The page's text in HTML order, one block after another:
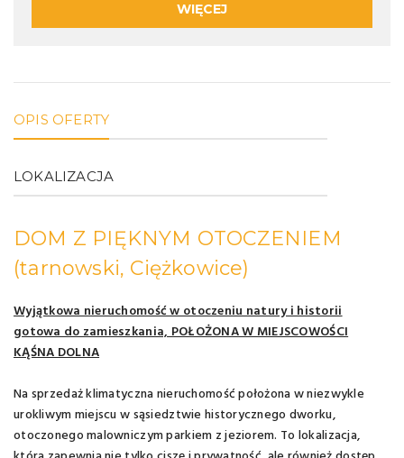
WIĘCEJ
OPIS OFERTY
LOKALIZACJA
DOM Z PIĘKNYM OTOCZENIEM
(tarnowski, Ciężkowice)
Wyjątkowa nieruchomość w otoczeniu natury i historii
gotowa do zamieszkania, POŁOŻONA W MIEJSCOWOŚCI
KĄŚNA DOLNA
Na sprzedaż klimatyczna nieruchomość położona w niezwykle
urokliwym miejscu w sąsiedztwie historycznego dworku,
otoczonego malowniczym parkiem z jeziorem. To lokalizacja,